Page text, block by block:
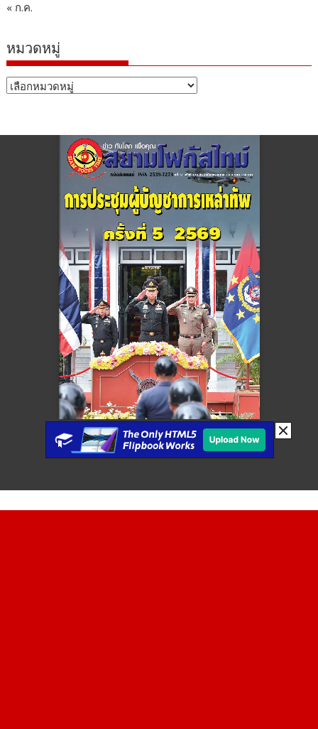
« ก.ค.
หมวดหมู่
หมวด